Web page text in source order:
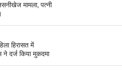
मामला, पत्नी
हिरासत में
ने दर्ज किया मुकदमा